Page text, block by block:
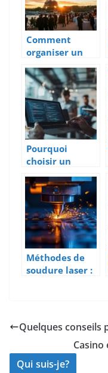
entreprises
Comment
organiser un
anniversaire
d’entreprise
mémorable à
Paris
Pourquoi
choisir un
développemen
t logiciel sur
mesure
Méthodes de
soudure laser :
optimale ?
Quelques conseils
Casino
Qui suis-je?